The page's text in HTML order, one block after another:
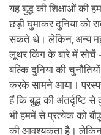
यह बुद्ध की शिक्षाओं की
छड़ी घुमाकर दुनिया को
सकते थे। लेकिन, अन्य
लूथर किंग के बारे में सोचें
बल्कि दुनिया की
करके सामने आया।
हैं कि बुद्ध की अंतर्दृष्टि से
भी हममें से प्रत्येक को
की आवश्यकता है। लेकिन